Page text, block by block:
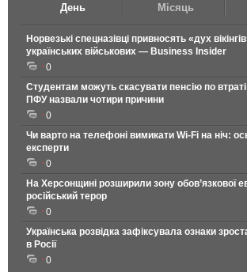
День Місяць
Норвезькі спецназівці привносять «дух
українських військових — Business Insider
0
Студентам можуть скасувати пенсію по
ПФУ назвали чотири причини
0
Чи варто на телефонi вимикати Wi-Fi на ніч:
експерти
0
На Херсонщині розширили зону обов’язкової
російський терор
0
Українська розвідка зафіксувала ознаки
в Росії
0